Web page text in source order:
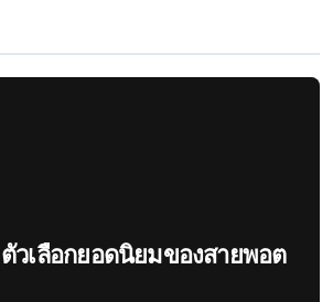
วเลือกยอดนิยมของสายพอต